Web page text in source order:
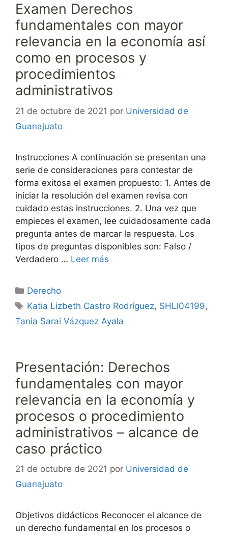
Examen Derechos
fundamentales con mayor
relevancia en la economía así
como en procesos y
procedimientos
administrativos
21 de octubre de 2021 por Universidad de
Guanajuato
Instrucciones A continuación se presentan una
serie de consideraciones para contestar de
forma exitosa el examen propuesto: 1. Antes de
iniciar la resolución del examen revisa con
cuidado estas instrucciones. 2. Una vez que
empieces el examen, lee cuidadosamente cada
pregunta antes de marcar la respuesta. Los
tipos de preguntas disponibles son: Falso /
Verdadero … Leer más
Categorías
Derecho
Etiquetas
Katia Lizbeth Castro Rodríguez, SHLI04199,
Tania Sarai Vázquez Ayala
Presentación: Derechos
fundamentales con mayor
relevancia en la economía y
procesos o procedimiento
administrativos – alcance de
caso práctico
21 de octubre de 2021 por Universidad de
Guanajuato
Objetivos didácticos Reconocer el alcance de
un derecho fundamental en los procesos o